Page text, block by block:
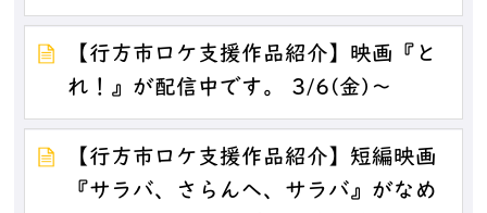
【行方市ロケ支援作品紹介】映画『と
れ！』が配信中です。 3/6(金)～
【行方市ロケ支援作品紹介】短編映画
『サラバ、さらんへ、サラバ』がなめ